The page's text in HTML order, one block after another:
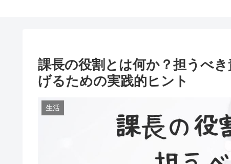
課長の役割とは何か？担うべ
げるための実践的ヒント
生活